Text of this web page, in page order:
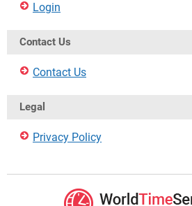
Login
Contact Us
Contact Us
Legal
Privacy Policy